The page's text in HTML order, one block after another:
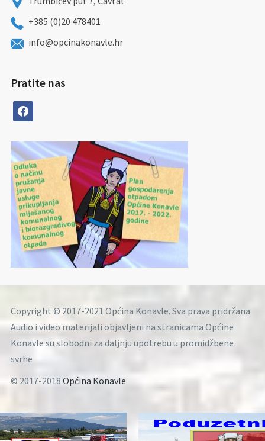
+385 (0)20 478401
info@opcinakonavle.hr
Pratite nas
facebook
Copyright © 2017-2021 Općina Konavle. Sva prava pridržana
Audio i video materijali objavljeni na stranicama Općine
Konavle su slobodni za daljnju upotrebu u promidžbene
svrhe
© 2017-2018 Općina Konavle